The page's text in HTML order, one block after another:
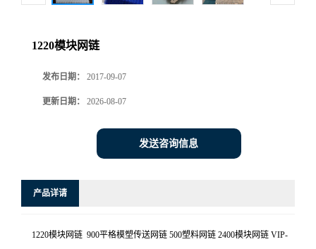
1220模块网链
发布日期： 2017-09-07
更新日期： 2026-08-07
发送咨询信息
产品详请
1220模块网链 900平格模塑传送网链 500塑料网链 2400模块网链 VIP-